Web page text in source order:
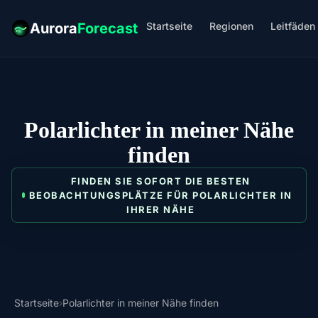
AuroraForecast Startseite Regionen Leitfäden
Polarlichter in meiner Nähe
finden
FINDEN SIE SOFORT DIE BESTEN
BEOBACHTUNGSPLÄTZE FÜR POLARLICHTER IN
IHRER NÄHE
Startseite›Polarlichter in meiner Nähe finden